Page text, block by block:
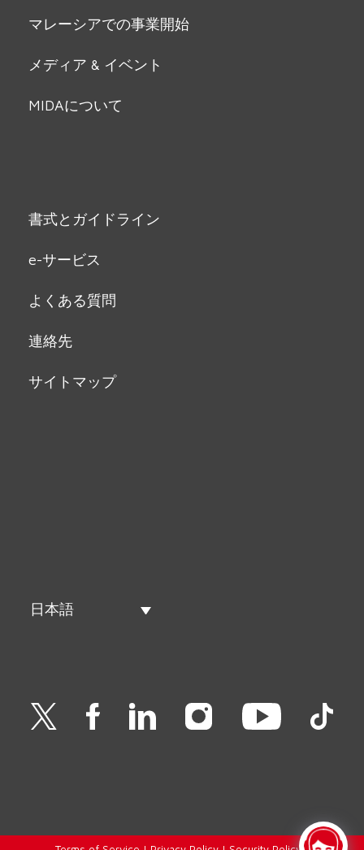
マレーシアでの事業開始
メディア & イベント
MIDAについて
書式とガイドライン
e-サービス
よくある質問
連絡先
サイトマップ
日本語